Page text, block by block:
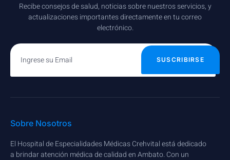
Recibe consejos de salud, noticias sobre nuestros servicios, y
actualizaciones importantes directamente en tu correo
electrónico.
SUSCRIBIRSE
Sobre Nosotros
El Hospital de Especialidades Médicas Crehvital está dedicado
a brindar atención médica de calidad en Ambato. Con un